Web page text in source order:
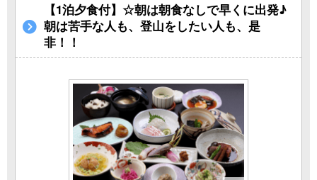
【1泊夕食付】☆朝は朝食なしで早くに出発♪
朝は苦手な人も、登山をしたい人も、是
非！！